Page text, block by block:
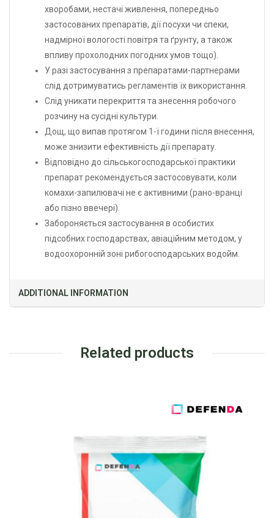
хворобами, нестачі живлення, попередньо
застосованих препаратів, дії посухи чи спеки,
надмірної вологості повітря та ґрунту, а також
впливу прохолодних погодних умов тощо).
У разі застосування з препаратами-партнерами
слід дотримуватись регламентів їх використання.
Слід уникати перекриття та знесення робочого
розчину на сусідні культури.
Дощ, що випав протягом 1-ї години після внесення,
може знизити ефективність дії препарату.
Відповідно до сільськогосподарської практики
препарат рекомендується застосовувати, коли
комахи-запилювачі не є активними (рано-вранці
або пізно ввечері).
Забороняється застосування в особистих
підсобних господарствах, авіаційним методом, у
водоохоронній зоні рибогосподарських водойм.
ADDITIONAL INFORMATION
Related products